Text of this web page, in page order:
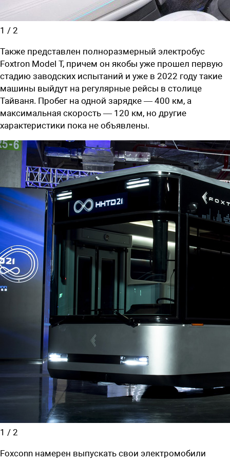
1 / 2
Также представлен полноразмерный электробус
Foxtron Model T, причем он якобы уже прошел первую
стадию заводских испытаний и уже в 2022 году такие
машины выйдут на регулярные рейсы в столице
Тайваня. Пробег на одной зарядке — 400 км, а
максимальная скорость — 120 км, но другие
характеристики пока не объявлены.
1 / 2
Foxconn намерен выпускать свои электромобили